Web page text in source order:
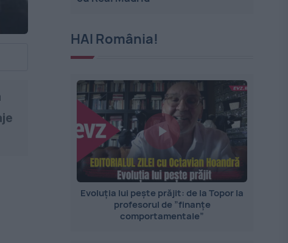
HAI România!
Evoluția lui pește prăjit: de la Topor la
profesorul de ”finanțe
comportamentale”